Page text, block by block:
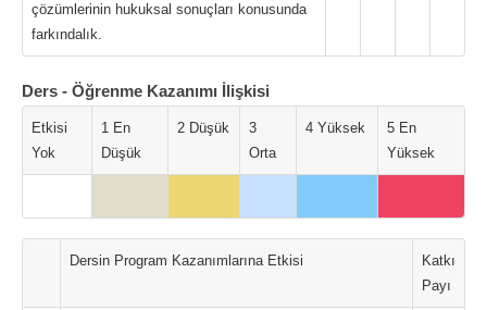
çözümlerinin hukuksal sonuçları konusunda
farkındalık.
Ders - Öğrenme Kazanımı İlişkisi
Etkisi
Yok
1 En
Düşük
2 Düşük
3
Orta
4 Yüksek
5 En
Yüksek
Dersin Program Kazanımlarına Etkisi
Katkı
Payı